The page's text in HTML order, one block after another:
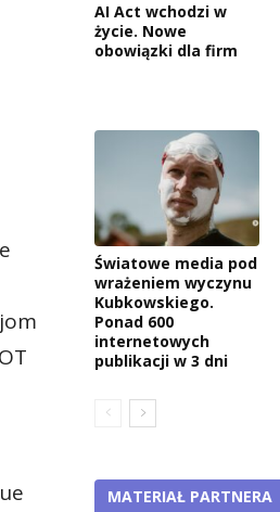
AI Act wchodzi w
życie. Nowe
obowiązki dla firm
Światowe media pod
wrażeniem wyczynu
Kubkowskiego.
Ponad 600
internetowych
publikacji w 3 dni
MATERIAŁ PARTNERA